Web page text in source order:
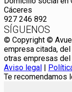
Cáceres
927 246 892
SÍGUENOS
© Copyright ©
empresa citada,
otras empresas
Aviso legal
Te recomendamos